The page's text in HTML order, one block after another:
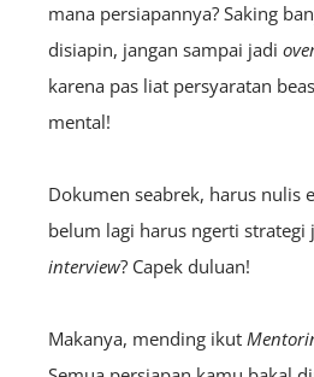
mana persiapannya? Saking
disiapin, jangan sampai jadi
karena pas liat persyaratan
mental!
Dokumen seabrek, harus nulis
belum lagi harus ngerti strategi
interview? Capek duluan!
Makanya, mending ikut